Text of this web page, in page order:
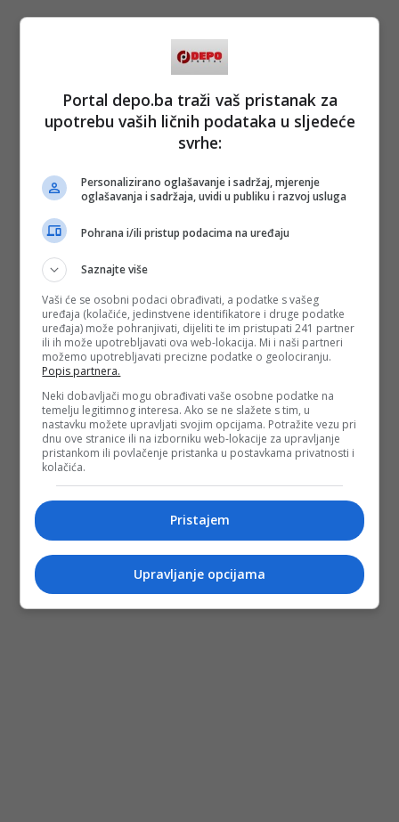
Portal depo.ba traži vaš pristanak za
upotrebu vaših ličnih podataka u sljedeće
svrhe:
Personalizirano oglašavanje i sadržaj, mjerenje
oglašavanja i sadržaja, uvidi u publiku i razvoj usluga
Pohrana i/ili pristup podacima na uređaju
Saznajte više
Vaši će se osobni podaci obrađivati, a podatke s vašeg
uređaja (kolačiće, jedinstvene identifikatore i druge podatke
uređaja) može pohranjivati, dijeliti te im pristupati 241 partner
ili ih može upotrebljavati ova web-lokacija. Mi i naši partneri
možemo upotrebljavati precizne podatke o geolociranju.
Popis partnera.
Neki dobavljači mogu obrađivati vaše osobne podatke na
temelju legitimnog interesa. Ako se ne slažete s tim, u
nastavku možete upravljati svojim opcijama. Potražite vezu pri
dnu ove stranice ili na izborniku web-lokacije za upravljanje
pristankom ili povlačenje pristanka u postavkama privatnosti i
kolačića.
Pristajem
Upravljanje opcijama